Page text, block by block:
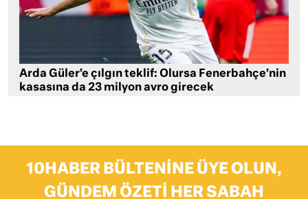
Arda Güler’e çılgın teklif: Olursa Fenerbahçe’nin
kasasına da 23 milyon avro girecek
10HABER BÜLTENINE ÜYE OLUN,
GÜNDEM ÖZETI HER SABAH